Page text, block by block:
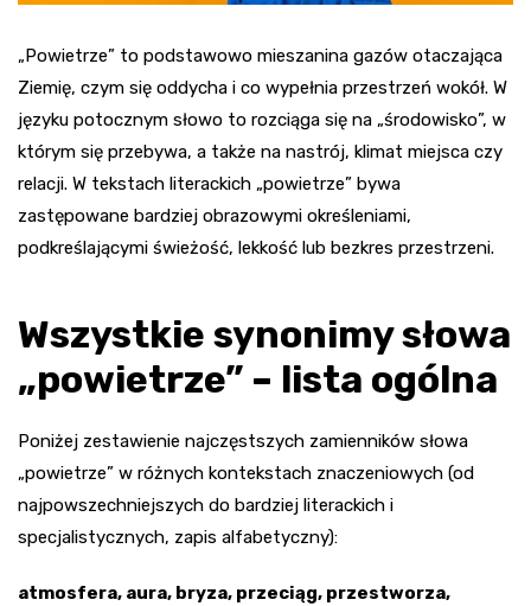
„Powietrze” to podstawowo mieszanina gazów otaczająca
Ziemię, czym się oddycha i co wypełnia przestrzeń wokół. W
języku potocznym słowo to rozciąga się na „środowisko”, w
którym się przebywa, a także na nastrój, klimat miejsca czy
relacji. W tekstach literackich „powietrze” bywa
zastępowane bardziej obrazowymi określeniami,
podkreślającymi świeżość, lekkość lub bezkres przestrzeni.
Wszystkie synonimy słowa
„powietrze” – lista ogólna
Poniżej zestawienie najczęstszych zamienników słowa
„powietrze” w różnych kontekstach znaczeniowych (od
najpowszechniejszych do bardziej literackich i
specjalistycznych, zapis alfabetyczny):
atmosfera, aura, bryza, przeciąg, przestworza,